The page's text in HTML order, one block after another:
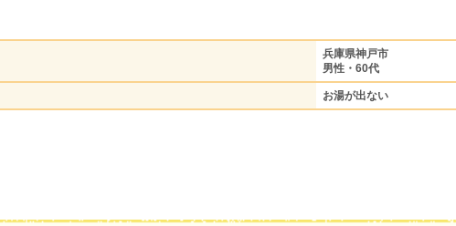
兵庫県神戸市
男性・60代
お湯が出ない